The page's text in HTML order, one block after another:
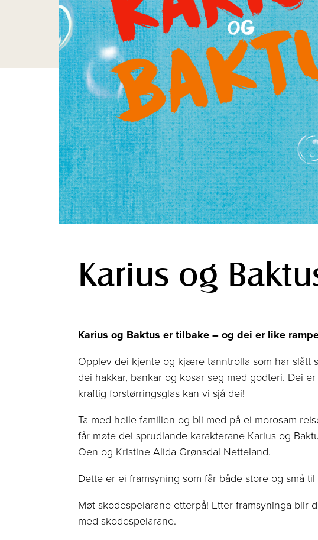
Karius og
Karius og Baktus er tilbake – og dei er like
Opplev dei kjente og kjære tanntrolla som har slått
dei hakkar, bankar og kosar seg med godteri. Dei
kraftig forstørringsglas kan vi sjå dei!
Ta med heile familien og bli med på ei morosam
får møte dei sprudlande karakterane Karius og
Oen og Kristine Alida Grønsdal Netteland.
Dette er ei framsyning som får både store og små til
Møt skodespelarane etterpå! Etter framsyninga blir
med skodespelarane.